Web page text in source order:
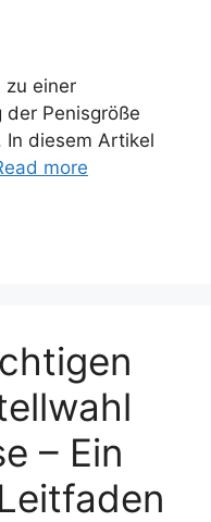
zu einer
Penisgröße
In diesem Artikel
more
– Ein